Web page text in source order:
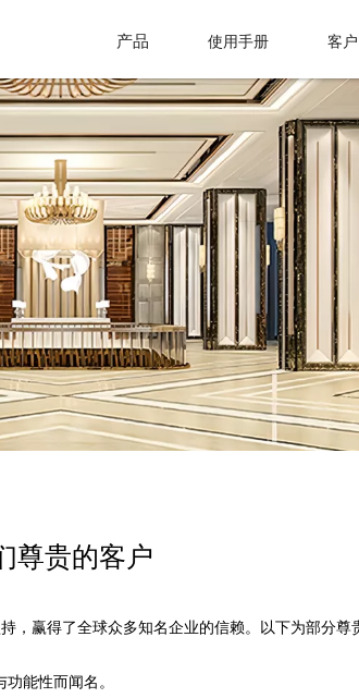
产品 使用手册 客户
尊贵的客户
赢得了全球众多知名企业的信赖。以下为部分尊
能性而闻名。